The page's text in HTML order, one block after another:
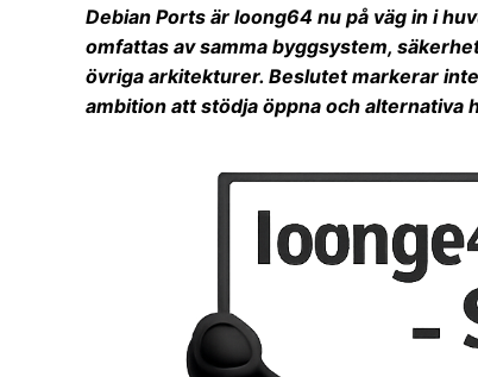
Debian Ports är loong64 nu på väg in i
omfattas av samma byggsystem,
övriga arkitekturer. Beslutet markerar
ambition att stödja öppna och alternativa